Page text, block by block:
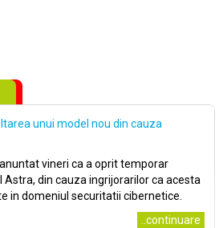
unui model nou din cauza
vineri ca a oprit temporar
din cauza ingrijorarilor ca acesta
in domeniul securitatii cibernetice.
..continuare